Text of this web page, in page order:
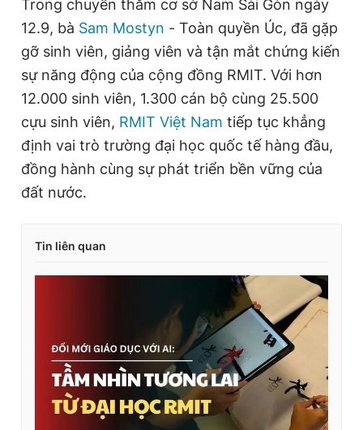
Trong chuyến thăm cơ sở Nam Sài Gòn ngày
12.9, bà Sam Mostyn - Toàn quyền Úc, đã gặp
gỡ sinh viên, giảng viên và tận mắt chứng kiến
sự năng động của cộng đồng RMIT. Với hơn
12.000 sinh viên, 1.300 cán bộ cùng 25.500
cựu sinh viên, RMIT Việt Nam tiếp tục khẳng
định vai trò trường đại học quốc tế hàng đầu,
đồng hành cùng sự phát triển bền vững của
đất nước.
Tin liên quan